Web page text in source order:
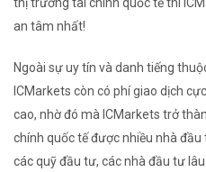
thị trường tài chính quốc tế thì
an tâm nhất!
Ngoài sự uy tín và danh tiếng
ICMarkets còn có phí giao dịch
cao, nhờ đó mà ICMarkets trở
chính quốc tế được nhiều nhà
các quỹ đầu tư, các nhà đầu tư